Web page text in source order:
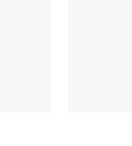
CT2254